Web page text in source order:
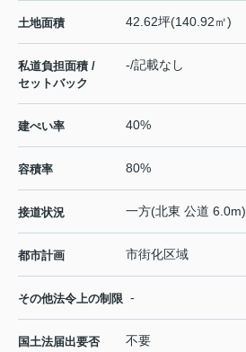
土地面積 42.62坪(140.92㎡)
私道負担面積 /
セットバック
-/記載なし
建ぺい率 40%
容積率 80%
接道状況 一方(北東 公道 6.0m)
都市計画 市街化区域
その他法令上の制限 -
国土法届出要否 不要